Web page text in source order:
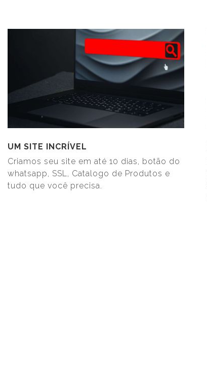
UM SITE INCRÍVEL
Criamos seu site em até 10 dias, botão do
whatsapp, SSL, Catalogo de Produtos e
tudo que você precisa.